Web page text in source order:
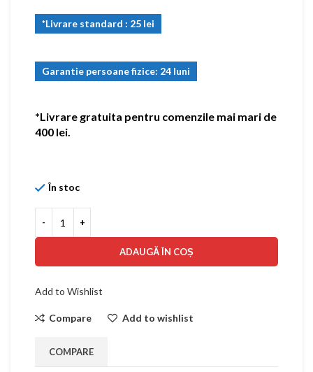
*Livrare standard : 25 lei
Garantie persoane fizice: 24 luni
*Livrare gratuita pentru comenzile mai mari de
400 lei.
În stoc
ADAUGĂ ÎN COȘ
Add to Wishlist
Compare Add to wishlist
COMPARE